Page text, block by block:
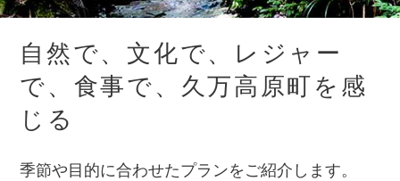
自然で、文化で、レジャー
で、食事で、久万高原町を感
じる
季節や目的に合わせたプランをご紹介します。